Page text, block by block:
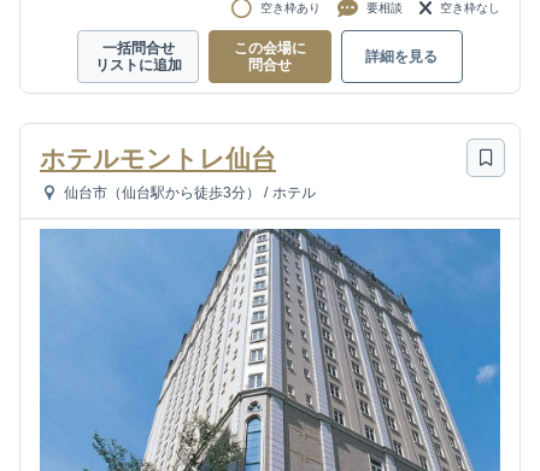
空き枠あり 要相談 空き枠なし
一括問合せ
リストに追加
この会場に
問合せ
詳細を見る
ホテルモントレ仙台
仙台市（仙台駅から徒歩3分） / ホテル